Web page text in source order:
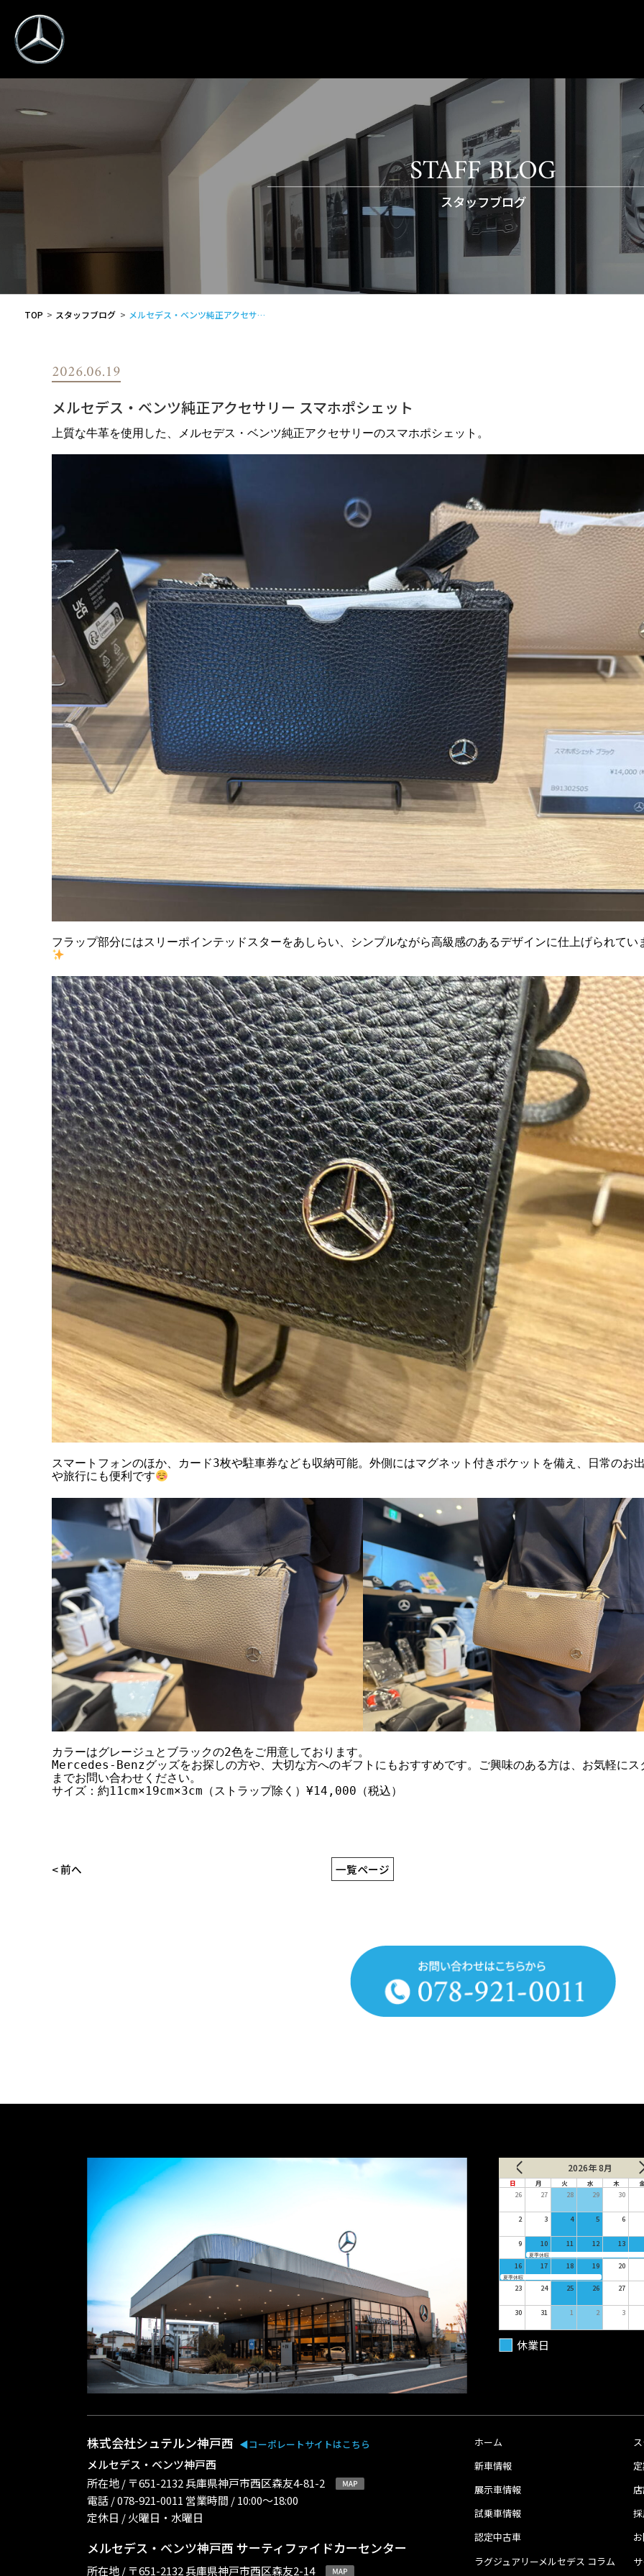
STAFF BLOG
スタッフブログ
TOP スタッフブログ メルセデス・ベンツ純正アクセサ…
2026.06.19
メルセデス・ベンツ純正アクセサリー スマホポシェット
上質な牛革を使用した、メルセデス・ベンツ純正アクセサリーのスマホポシェット。
フラップ部分にはスリーポインテッドスターをあしらい、シンプルながら高級感のあるデザインに仕上げられてい
スマートフォンのほか、カード3枚や駐車券なども収納可能。外側にはマグネット付きポケットを備え、日常のお
や旅行にも便利です
カラーはグレージュとブラックの2色をご用意しております。
Mercedes-Benzグッズをお探しの方や、大切な方へのギフトにもおすすめです。ご興味のある方は、お気軽にス
までお問い合わせください。
サイズ：約11cm×19cm×3cm（ストラップ除く）¥14,000（税込）
<前へ 一覧ページ
2026年 8月
日 月 火 水 木 金
26 27 28 29 30
2 3 4 5 6
9 10 11 12 13
夏季休暇
16 17 18 19 20
夏季休暇
23 24 25 26 27
30 31 1 2 3
休業日
株式会社シュテルン神戸西 ◀︎コーポレートサイトはこちら
メルセデス・ベンツ神戸西
所在地 / 〒651-2132 兵庫県神戸市西区森友4-81-2
電話 / 078-921-0011 営業時間 / 10:00〜18:00
定休日 / 火曜日・水曜日
メルセデス・ベンツ神戸西 サーティファイドカーセンター
所在地 / 〒651-2132 兵庫県神戸市西区森友2-14
ホーム
新車情報
展示車情報
試乗車情報
認定中古車
ラグジュアリーメルセデス コラム